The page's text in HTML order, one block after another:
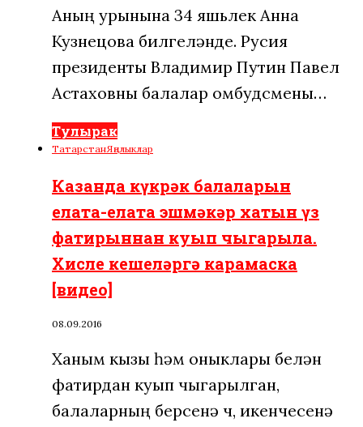
Аның урынына 34 яшьлек Анна
Кузнецова билгеләнде. Русия
президенты Владимир Путин Павел
Астаховны балалар омбудсмены…
Тулырак
ТатарстанЯңалыклар
Казанда күкрәк балаларын
елата-елата эшмәкәр хатын үз
фатирыннан куып чыгарыла.
Хисле кешеләргә карамаска
[видео]
08.09.2016
Ханым кызы һәм оныклары белән
фатирдан куып чыгарылган,
балаларның берсенә өч, икенчесенә